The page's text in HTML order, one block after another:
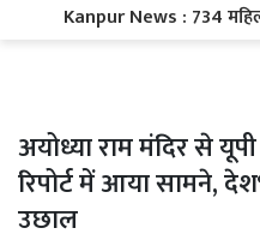
Kanpur News : 734
अयोध्या राम मंदिर से
रिपोर्ट में आया सामने,
उछाल